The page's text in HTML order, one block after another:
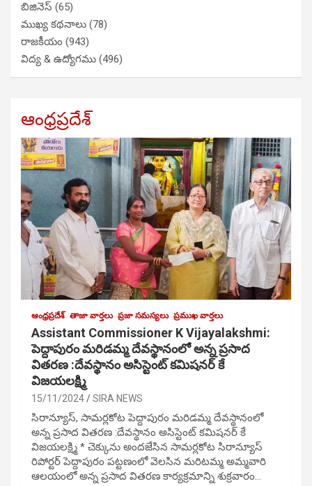
బిజినెస్ (65)
ముఖ్య కథనాలు (78)
రాజకీయం (943)
విద్య & ఉద్యోగము (496)
ఆంధ్రప్రదేశ్
ఆంధ్రప్రదేశ్ తాజా వార్తలు ప్రజా సమస్యలు ప్రముఖ వార్తలు
Assistant Commissioner K Vijayalakshmi:
పెద్దాపురం మరిడమ్మ దేవస్థానంలో అన్న ప్రసాద
వితరణ :దేవస్థానం అసిస్టెంట్ కమిషనర్ కే
విజయలక్ష్మి
15/11/2024 SIRA NEWS
సిరాన్యూస్, సామర్లకోట పెద్దాపురం మరిడమ్మ దేవస్థానంలో
అన్న ప్రసాద వితరణ :దేవస్థానం అసిస్టెంట్ కమిషనర్ కే
విజయలక్ష్మి * చెక్కును అందజేసిన సామర్లకోట సిరాన్యూస్
రిపోర్టర్ పెద్దాపురం పట్టణంలో వెలసిన మరిటమ్మ అమ్మవారి
ఆలయంలో అన్న ప్రసాద వితరణ కార్యక్రమాన్ని శుక్రవారం…